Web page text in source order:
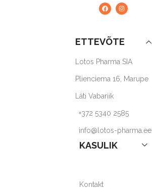
ETTEVÕTE
Lotos Pharma SIA
Plienciema 16, Marupe
Läti Vabariik
+372 5340 2585
info@lotos-pharma.ee
KASULIK
Kontakt